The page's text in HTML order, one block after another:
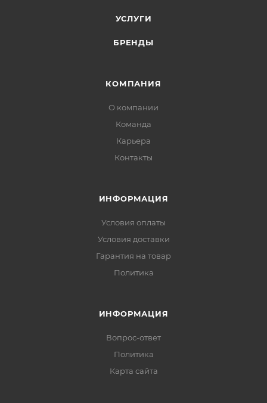
УСЛУГИ
БРЕНДЫ
КОМПАНИЯ
О компании
Команда
Карьера
Контакты
ИНФОРМАЦИЯ
Условия оплаты
Условия доставки
Гарантия на товар
Политика
ИНФОРМАЦИЯ
Вопрос-ответ
Политика
Карта сайта